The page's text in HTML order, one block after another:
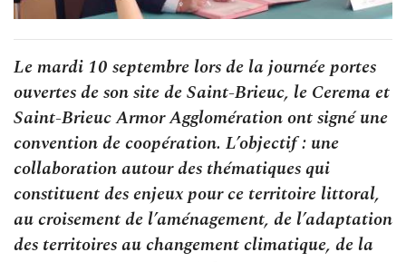
Le mardi 10 septembre lors de la journée portes
ouvertes de son site de Saint-Brieuc, le Cerema et
Saint-Brieuc Armor Agglomération ont signé une
convention de coopération. L’objectif : une
collaboration autour des thématiques qui
constituent des enjeux pour ce territoire littoral,
au croisement de l’aménagement, de l’adaptation
des territoires au changement climatique, de la